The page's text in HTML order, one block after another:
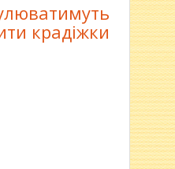
крадіжки